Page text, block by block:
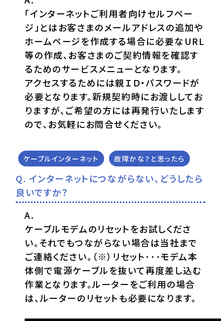
「インターネットご利用者向けセルフペー
ジ」とはお客さまのメールアドレスの追加や
ホームページを作成する場合に必要なURL
等の作成、お客さまのご契約情報を確認す
るためのサービスメニューとなります。
アクセスするためには親ＩＤ・パスワードが
必要となります。新規契約時にお渡ししてお
りますが、ご希望の方には再発行いたします
ので、お気軽にお問合せください。
ケーブルインターネット 故障かな？と思ったら
インターネットにつながらない、どうしたら
良いですか？
ケーブルモデムのリセットをお試しくださ
い。それでもつながらない場合は当社まで
ご連絡ください。（※）リセット･･･モデム本
体側で電源ケーブルを抜いて再度差し込む
作業となります。ルーターをご利用の場合
は、ルーターのリセットも必要になります。